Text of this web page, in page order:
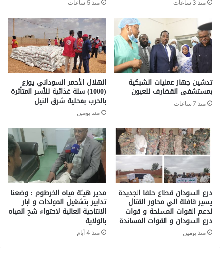
منذ 3 ساعات منذ 5 ساعات
تدشين جهاز عمليات الشبكية
بمستشفى القضارف للعيون
منذ 7 ساعات
الهلال الأحمر السوداني يوزع
(1000) سلة غذائية للأسر المتأثرة
بالحرب بمحلية شرق النيل
منذ يومين
درع السودان قطاع حلفا الجديدة
يسير قافلة الي محاور القتال
لدعم القوات المسلحة و قوات
درع السودان و القوات المساندة
منذ يومين
مدير هيئة مياه الخرطوم : وضعنا
تدابير بتشغيل المولدات و ابار
الانتاجية العالية لاحتواء شح المياه
بالولاية
منذ 4 أيام